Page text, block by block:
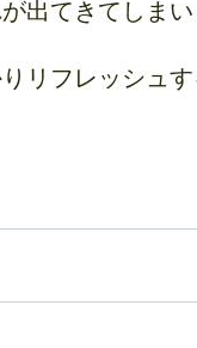
出てきてしま
リフレッシュ